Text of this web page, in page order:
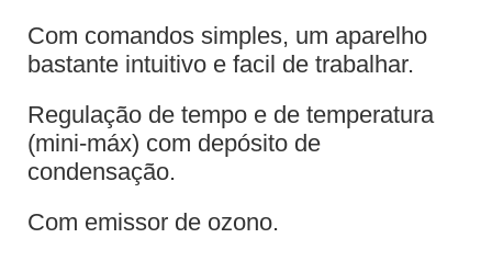
Com comandos simples, um aparelho
bastante intuitivo e facil de trabalhar.
Regulação de tempo e de temperatura
(mini-máx) com depósito de
condensação.
Com emissor de ozono.